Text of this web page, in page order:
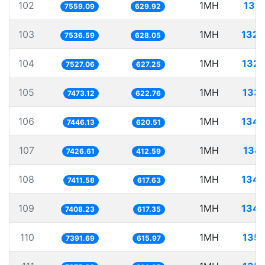
102 7559.09 629.92 1MH
103 7536.59 628.05 1MH
104 7527.06 627.25 1MH
105 7473.12 622.76 1MH
106 7446.13 620.51 1MH
107 7426.61 412.59 1MH
108 7411.58 617.63 1MH
109 7408.23 617.35 1MH
110 7391.69 615.97 1MH